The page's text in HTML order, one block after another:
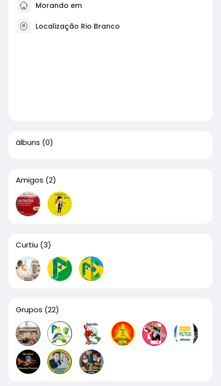
Morando em
Localização Rio Branco
álbuns (0)
Amigos (2)
Curtiu (3)
Grupos (22)